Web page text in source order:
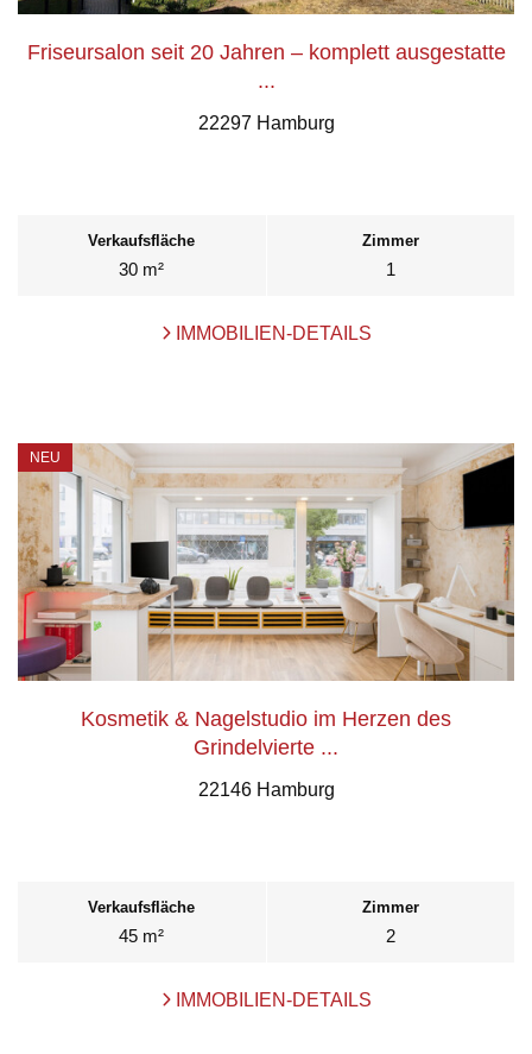
Friseursalon seit 20 Jahren – komplett ausgestatte
...
22297 Hamburg
Verkaufsfläche
30 m²
Zimmer
1
IMMOBILIEN-DETAILS
NEU
Kosmetik & Nagelstudio im Herzen des
Grindelvierte ...
22146 Hamburg
Verkaufsfläche
45 m²
Zimmer
2
IMMOBILIEN-DETAILS